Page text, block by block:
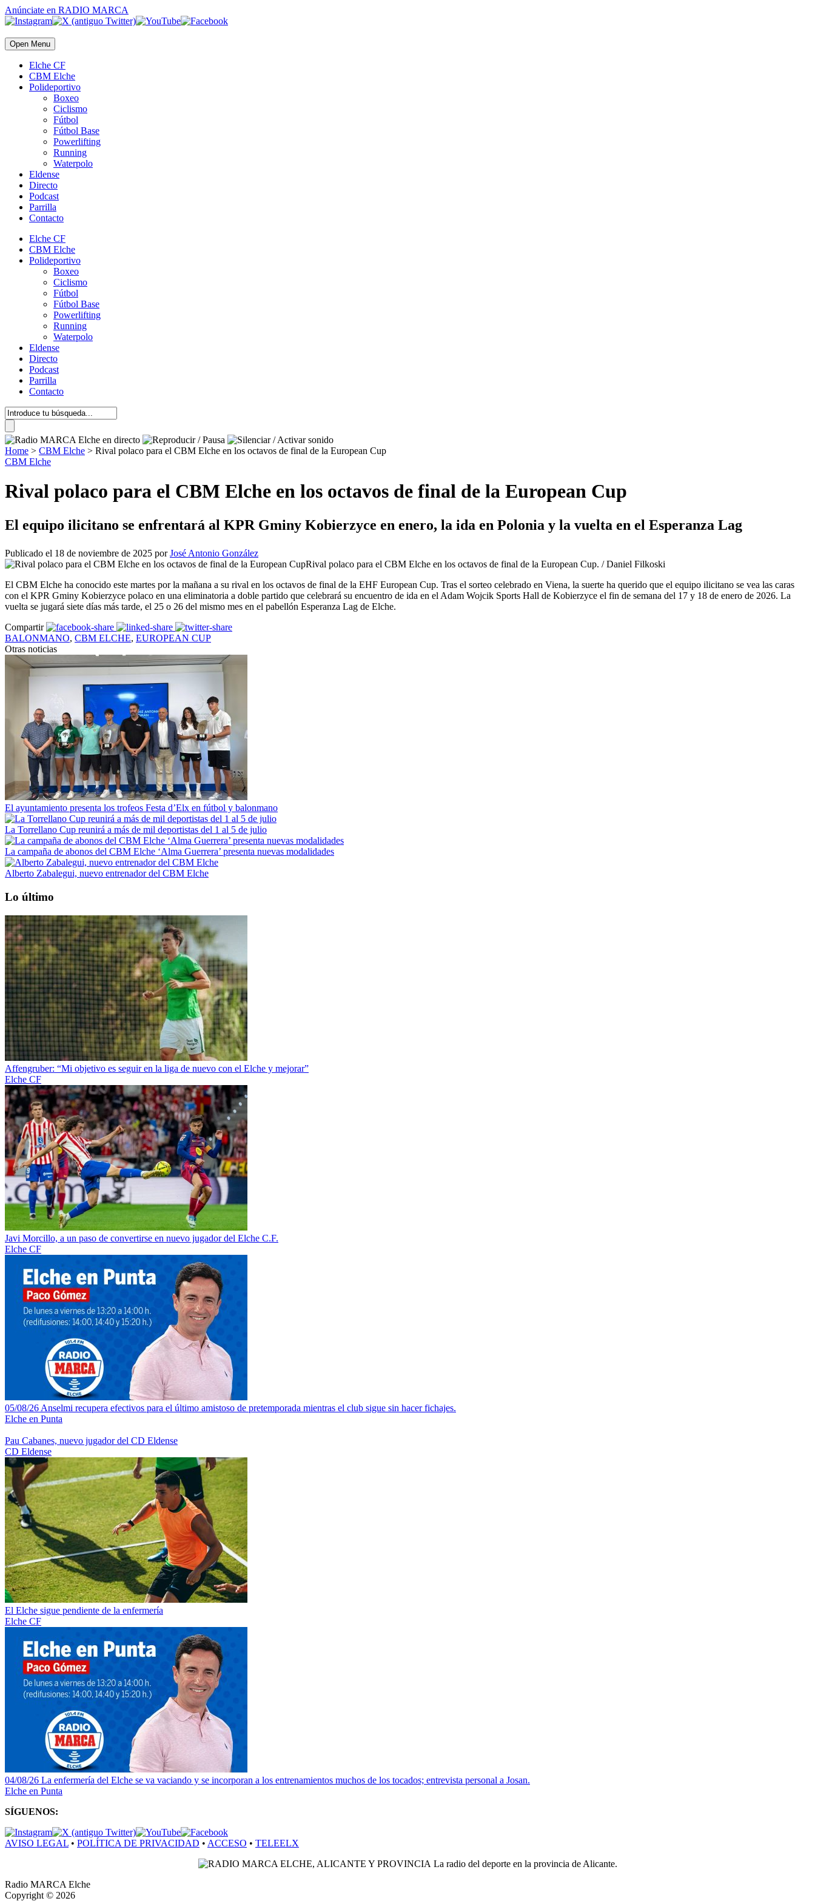
Anúnciate en RADIO MARCA
Open Menu
Elche CF
CBM Elche
Polideportivo
Boxeo
Ciclismo
Fútbol
Fútbol Base
Powerlifting
Running
Waterpolo
Eldense
Directo
Podcast
Parrilla
Contacto
Elche CF
CBM Elche
Polideportivo
Boxeo
Ciclismo
Fútbol
Fútbol Base
Powerlifting
Running
Waterpolo
Eldense
Directo
Podcast
Parrilla
Contacto
Home > CBM Elche > Rival polaco para el CBM Elche en los octavos de final de la European Cup
CBM Elche
Rival polaco para el CBM Elche en los octavos de final de la European Cup
El equipo ilicitano se enfrentará al KPR Gminy Kobierzyce en enero, la ida en Polonia y la vuelta en el Esperanza Lag
Publicado el 18 de noviembre de 2025 porJosé Antonio González
Rival polaco para el CBM Elche en los octavos de final de la European Cup. / Daniel Filkoski
El CBM Elche ha conocido este martes por la mañana a su rival en los octavos de final de la EHF European Cup. Tras el sorteo celebrado en Viena, la suerte ha querido que el equipo ilicitano se vea las caras
con el KPR Gminy Kobierzyce polaco en una eliminatoria a doble partido que celebrará su encuentro de ida en el Adam Wojcik Sports Hall de Kobierzyce el fin de semana del 17 y 18 de enero de 2026. La
vuelta se jugará siete días más tarde, el 25 o 26 del mismo mes en el pabellón Esperanza Lag de Elche.
Compartir
BALONMANO, CBM ELCHE, EUROPEAN CUP
Otras noticias
El ayuntamiento presenta los trofeos Festa d’Elx en fútbol y balonmano
La Torrellano Cup reunirá a más de mil deportistas del 1 al 5 de julio
La campaña de abonos del CBM Elche ‘Alma Guerrera’ presenta nuevas modalidades
Alberto Zabalegui, nuevo entrenador del CBM Elche
Lo último
Affengruber: “Mi objetivo es seguir en la liga de nuevo con el Elche y mejorar”
Elche CF
Javi Morcillo, a un paso de convertirse en nuevo jugador del Elche C.F.
Elche CF
05/08/26 Anselmi recupera efectivos para el último amistoso de pretemporada mientras el club sigue sin hacer fichajes.
Elche en Punta
Pau Cabanes, nuevo jugador del CD Eldense
CD Eldense
El Elche sigue pendiente de la enfermería
Elche CF
04/08/26 La enfermería del Elche se va vaciando y se incorporan a los entrenamientos muchos de los tocados; entrevista personal a Josan.
Elche en Punta
SÍGUENOS:
AVISO LEGAL • POLÍTICA DE PRIVACIDAD • ACCESO • TELEELX
La radio del deporte en la provincia de Alicante.
Radio MARCA Elche
Copyright © 2026